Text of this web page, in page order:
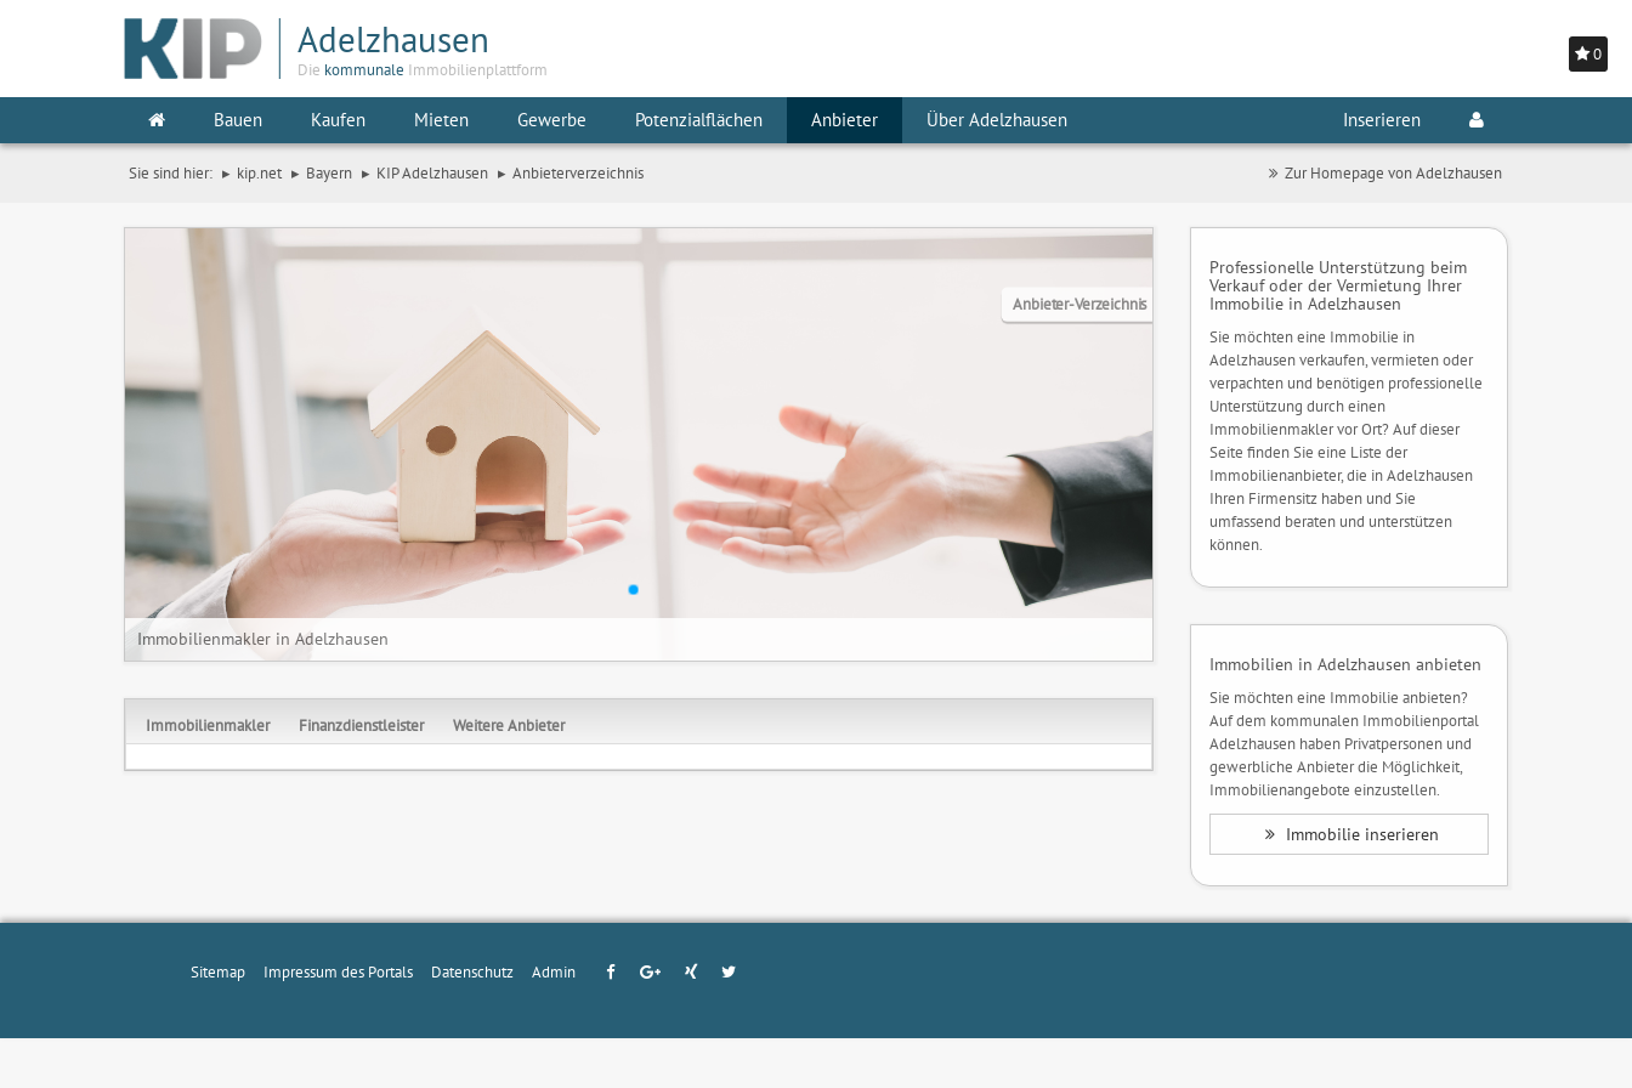
0
Adelzhausen
Die kommunale Immobilienplattform
Bauen Kaufen Mieten Gewerbe Potenzialflächen Anbieter Über Adelzhausen Inserieren
Sie sind hier: kip.net Bayern KIP Adelzhausen Anbieterverzeichnis Zur Homepage von Adelzhausen
Anbieter-Verzeichnis
Immobilienmakler in Adelzhausen
Immobilienmakler Finanzdienstleister Weitere Anbieter
Professionelle Unterstützung beim
Verkauf oder der Vermietung Ihrer
Immobilie in Adelzhausen
Sie möchten eine Immobilie in
Adelzhausen verkaufen, vermieten oder
verpachten und benötigen professionelle
Unterstützung durch einen
Immobilienmakler vor Ort? Auf dieser
Seite finden Sie eine Liste der
Immobilienanbieter, die in Adelzhausen
Ihren Firmensitz haben und Sie
umfassend beraten und unterstützen
können.
Immobilien in Adelzhausen anbieten
Sie möchten eine Immobilie anbieten?
Auf dem kommunalen Immobilienportal
Adelzhausen haben Privatpersonen und
gewerbliche Anbieter die Möglichkeit,
Immobilienangebote einzustellen.
Immobilie inserieren
Sitemap Impressum des Portals Datenschutz Admin